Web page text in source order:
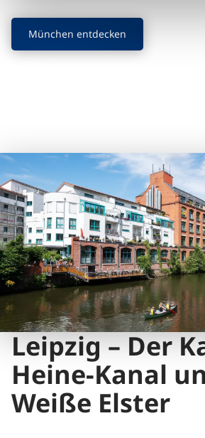
München entdecken
Leipzig – Der
Heine-Kanal
Weiße Elster